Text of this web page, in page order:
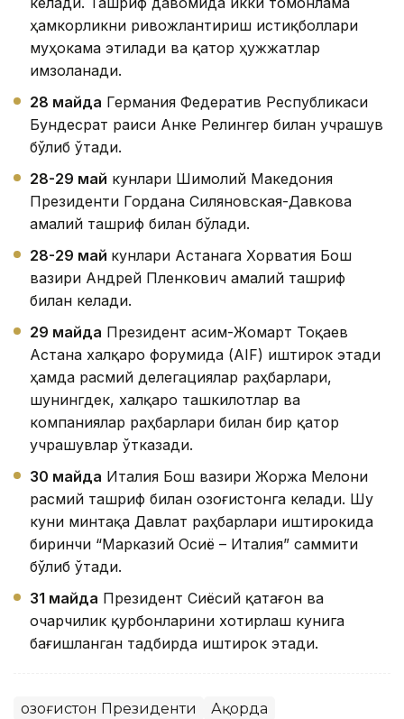
ҳамкорликни ривожлантириш истиқболлари
муҳокама этилади ва қатор ҳужжатлар
имзоланади.
28 майда Германия Федератив Республикаси
Бундесрат раиси Анке Релингер билан учрашув
бўлиб ўтади.
28-29 май кунлари Шимолий Македония
Президенти Гордана Силяновская-Давкова
амалий ташриф билан бўлади.
28-29 май кунлари Астанага Хорватия Бош
вазири Андрей Пленкович амалий ташриф
билан келади.
29 майда Президент Қасим-Жомарт Тоқаев
Астана халқаро форумида (AIF) иштирок этади
ҳамда расмий делегациялар раҳбарлари,
шунингдек, халқаро ташкилотлар ва
компаниялар раҳбарлари билан бир қатор
учрашувлар ўтказади.
30 майда Италия Бош вазири Жоржа Мелони
расмий ташриф билан Қозоғистонга келади. Шу
куни минтақа Давлат раҳбарлари иштирокида
биринчи “Марказий Осиё – Италия” саммити
бўлиб ўтади.
31 майда Президент Сиёсий қатағон ва
очарчилик қурбонларини хотирлаш кунига
бағишланган тадбирда иштирок этади.
Қозоғистон Президенти Ақорда